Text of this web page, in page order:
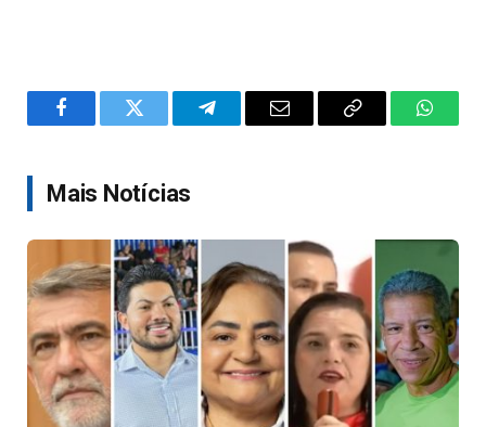
FacebookTwitter TelegramEmail
Copy
Mais Notícias